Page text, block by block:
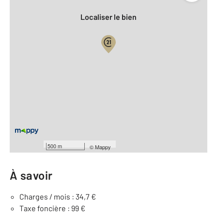
500 m ©Mappy
Localiser le bien
Général
Façade : 2,58 m
À savoir
Charges / mois : 34,7 €
Taxe foncière : 99 €